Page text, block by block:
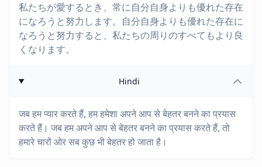
私たちが愛するとき、常に自分自身よりも優れた存在
になろうと努力します。自分自身よりも優れた存在に
なろうと努力すると、私たちの周りのすべてもより良
くなります。
Hindi
जब हम प्यार करते हैं, हम हमेशा अपने आप से बेहतर बनने का प्रयास
करते हैं। जब हम अपने आप से बेहतर बनने का प्रयास करते हैं, तो
हमारे चारों ओर सब कुछ भी बेहतर हो जाता है।